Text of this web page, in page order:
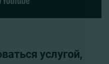
услугой,